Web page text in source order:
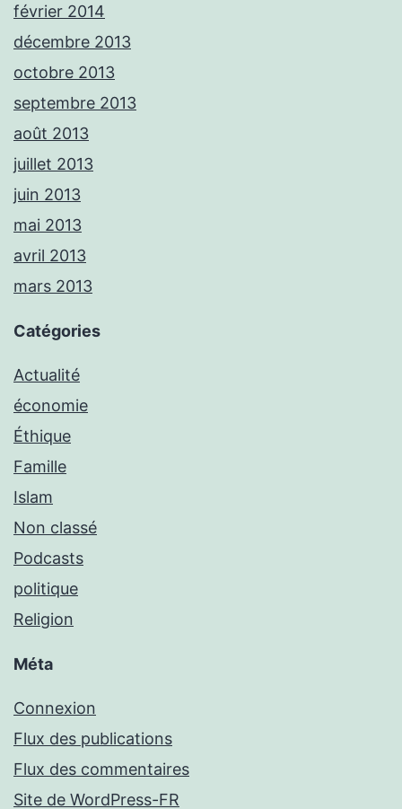
février 2014
décembre 2013
octobre 2013
septembre 2013
août 2013
juillet 2013
juin 2013
mai 2013
avril 2013
mars 2013
Catégories
Actualité
économie
Éthique
Famille
Islam
Non classé
Podcasts
politique
Religion
Méta
Connexion
Flux des publications
Flux des commentaires
Site de WordPress-FR